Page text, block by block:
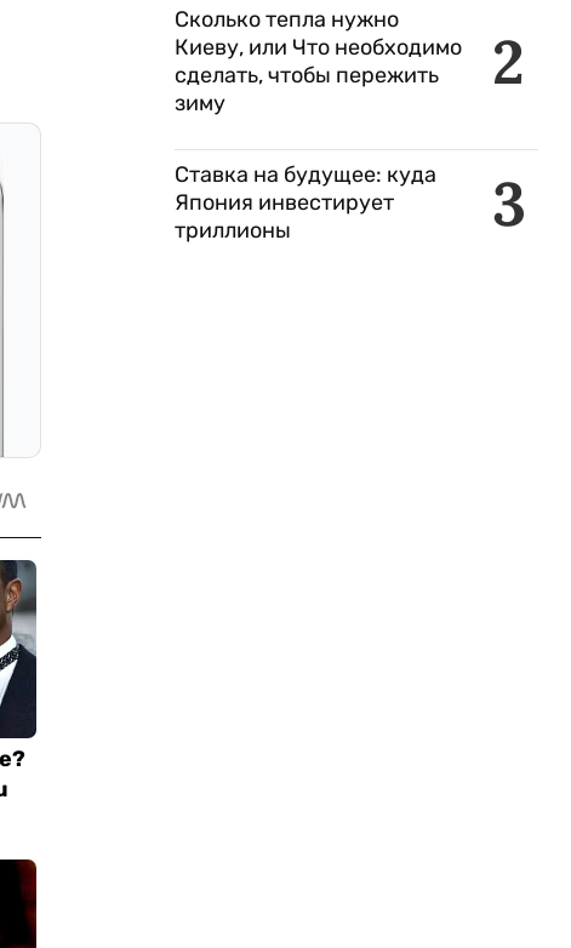
2
Сколько тепла нужно
Киеву, или Что необходимо
сделать, чтобы пережить
зиму
3
Ставка на будущее: куда
Япония инвестирует
триллионы